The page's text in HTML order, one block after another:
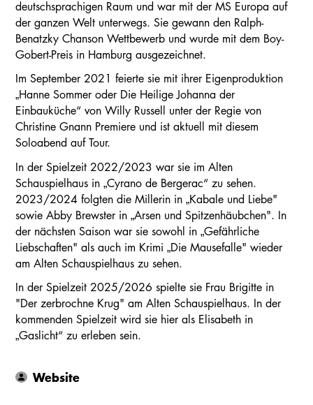
deutschsprachigen Raum und war mit der MS Europa auf
der ganzen Welt unterwegs. Sie gewann den Ralph-
Benatzky Chanson Wettbewerb und wurde mit dem Boy-
Gobert-Preis in Hamburg ausgezeichnet.
Im September 2021 feierte sie mit ihrer Eigenproduktion
„Hanne Sommer oder Die Heilige Johanna der
Einbauküche“ von Willy Russell unter der Regie von
Christine Gnann Premiere und ist aktuell mit diesem
Soloabend auf Tour.
In der Spielzeit 2022/2023 war sie im Alten
Schauspielhaus in „Cyrano de Bergerac“ zu sehen.
2023/2024 folgten die Millerin in „Kabale und Liebe"
sowie Abby Brewster in „Arsen und Spitzenhäubchen". In
der nächsten Saison war sie sowohl in „Gefährliche
Liebschaften" als auch im Krimi „Die Mausefalle" wieder
am Alten Schauspielhaus zu sehen.
In der Spielzeit 2025/2026 spielte sie Frau Brigitte in
"Der zerbrochne Krug" am Alten Schauspielhaus. In der
kommenden Spielzeit wird sie hier als Elisabeth in
„Gaslicht“ zu erleben sein.
Website